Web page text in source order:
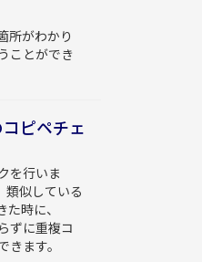
所がわかり
ことができ
ピペチェ
を行いま
類似している
時に、
ずに重複コ
ます。